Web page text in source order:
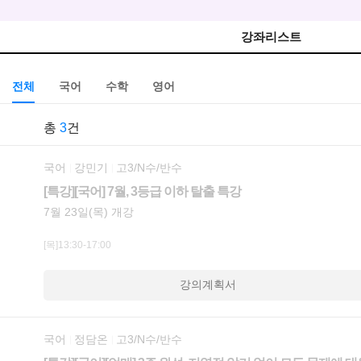
강좌리스트
전체 국어 수학 영어
총 3건
국어 강민기 고3/N수/반수
[특강][국어] 7월, 3등급 이하 탈출 특강
7월 23일(목) 개강
[목]13:30-17:00
강의계획서
국어 정담온 고3/N수/반수